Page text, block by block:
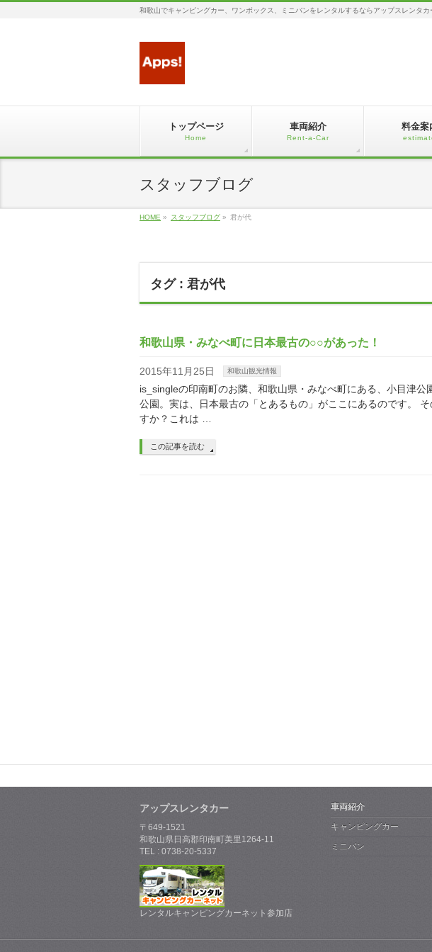
和歌山でキャンピングカー、ワンボックス、ミニバンをレンタルするならアップスレンタカ
トップページ
Home
車両紹介
Rent-a-Car
料金案
スタッフブログ
HOME » スタッフブログ » 君が代
タグ : 君が代
和歌山県・みなべ町に日本最古の○○があった！
2015年11月25日 和歌山観光情報
is_singleの印南町のお隣、和歌山県・みなべ町にある、小目津
公園。実は、日本最古の「とあるもの」がここにあるのです。
すか？これは …
この記事を読む
アップスレンタカー
〒649-1521
和歌山県日高郡印南町美里1264-11
TEL : 0738-20-5337
レンタルキャンピングカーネット参加店
車両紹介
キャンピングカー
ミニバン